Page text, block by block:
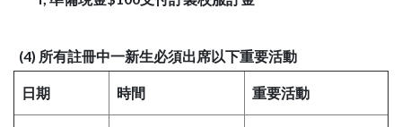
(4) 所有註冊中一新生必須出席以下重要活動
日期 時間 重要活動